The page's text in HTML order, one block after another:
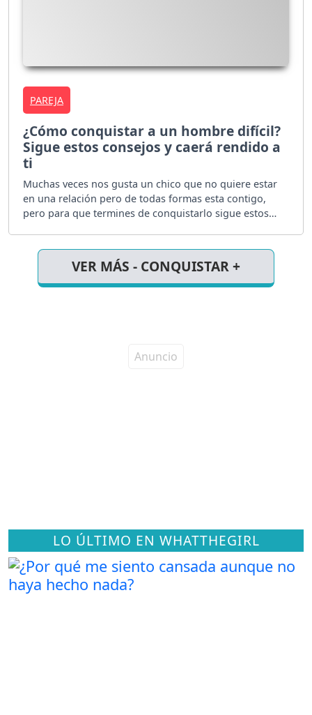
PAREJA
¿Cómo conquistar a un hombre difícil?
Sigue estos consejos y caerá rendido a
ti
Muchas veces nos gusta un chico que no quiere estar
en una relación pero de todas formas esta contigo,
pero para que termines de conquistarlo sigue estos
VER MÁS - CONQUISTAR +
LO ÚLTIMO EN WHATTHEGIRL